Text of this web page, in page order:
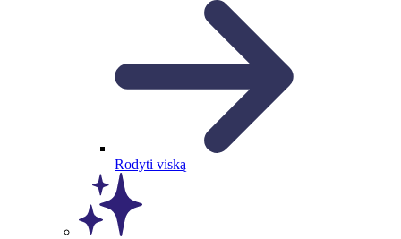
Rodyti viską